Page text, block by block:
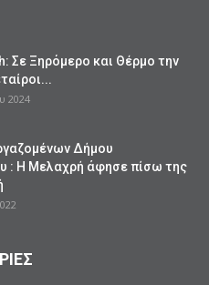
Σε Ξηρόμερο και Θέρμο την
2024
Δήμου
: Η Μελαχρή άφησε πίσω της